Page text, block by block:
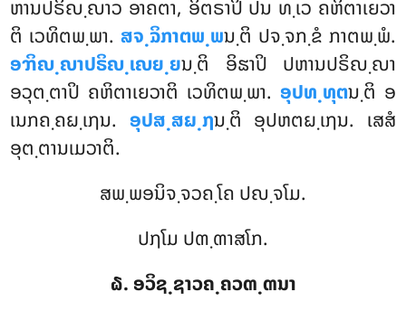
ຫານປຣິຎ຺ຎາວ ອາຄຕາ, ອິຕຣາປິ ປນ ທ຺ເວ ຄຫິຕາເຍວາ
ຕິ ເວທິຕພ຺ພາ. ສຈ຺ຉິກາຕພ຺ພນ຺ຕິ ປຈ຺ຈກ຺ຂໍ ກາຕພ຺ພໍ.
ອຠິຎ຺ຎາປຣິຎ຺ເຎຍ຺ຍນ຺ຕິ ອິຘາປິ ປຫານປຣິຎ຺ຎາ
ອວຸຕ຺ຕາປິ ຄຫິຕາເຍວາຕິ ເວທິຕພ຺ພາ. ອຸປທ຺ທຸຕນ຺ຕິ ອ
ເນກຄ຺ຄຏ຺ເຐນ. ອຸປສ຺ສຏ຺ຐນ຺ຕິ ອຸປຫຕຏ຺ເຐນ. ເສສໍ
ອຸຕ຺ຕານເມວາຕິ.
ສພ຺ພອນິຈ຺ຈວຄ຺ໂຄ ປຎ຺ຈໂມ.
ປຐໂມ ປຓ຺ຓາສໂກ.
໖. ອວິຊ຺ຊາວຄ຺ຄວຓ຺ຓນາ